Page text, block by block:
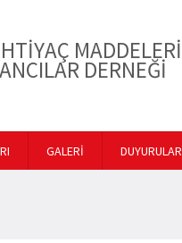
MADDELERİ
DERNEĞİ
GALERİ DUYURULAR